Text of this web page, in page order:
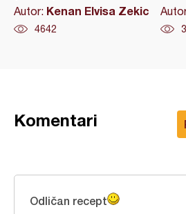
Autor: Kenan Elvisa Zekic
4642
Komentari
Odličan recept